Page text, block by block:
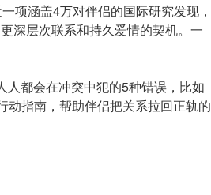
项涵盖4万对伴侣的国际研究发现，
深层次联系和持久爱情的契机。一
都会在冲突中犯的5种错误，比如
动指南，帮助伴侣把关系拉回正轨的